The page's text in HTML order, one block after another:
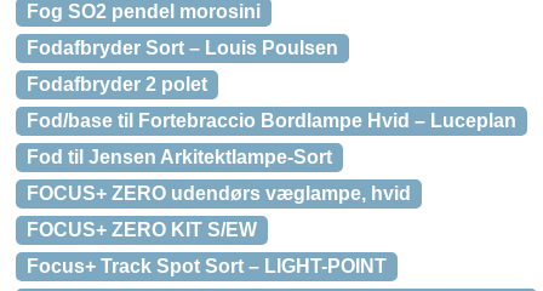
Fog SO2 pendel morosini
Fodafbryder Sort – Louis Poulsen
Fodafbryder 2 polet
Fod/base til Fortebraccio Bordlampe Hvid – Luceplan
Fod til Jensen Arkitektlampe-Sort
FOCUS+ ZERO udendørs væglampe, hvid
FOCUS+ ZERO KIT S/EW
Focus+ Track Spot Sort – LIGHT-POINT